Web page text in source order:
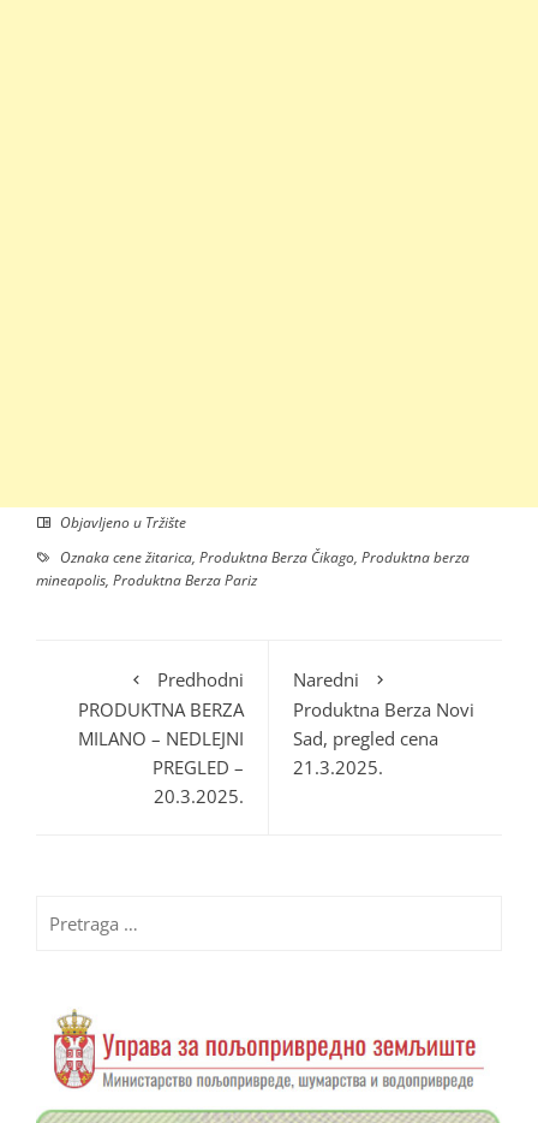
Objavljeno u Tržište
Oznakacene žitarica, Produktna Berza Čikago, Produktna berza
mineapolis, Produktna Berza Pariz
Predhodni
PRODUKTNA BERZA
MILANO – NEDLEJNI
PREGLED –
20.3.2025.
Naredni
Produktna Berza Novi
Sad, pregled cena
21.3.2025.
za: